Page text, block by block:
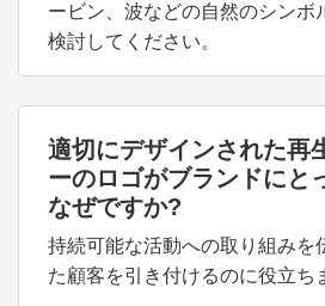
ービン、波などの自然のシンボ
検討してください。
適切にデザインされた再
ーのロゴがブランドにと
なぜですか?
持続可能な活動への取り組みを
た顧客を引き付けるのに役立ち